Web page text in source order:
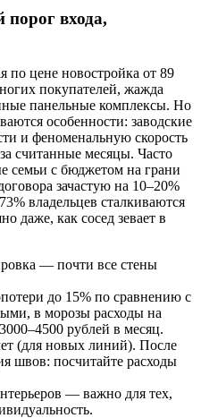
входа,
по цене новостройка от 89
покупателей, жажда
панельные комплексы. Но
особенности: заводские
и феноменальную скорость
считанные месяцы. Часто
семьи с бюджетом на грани
зачастую на 10–20%
владельцев сталкиваются
даже, как сосед зевает в
— почти все стены
до 15% по сравнению с
в морозы расходы на
рублей в месяц.
(для новых линий). После
швов: посчитайте расходы
— важно для тех,